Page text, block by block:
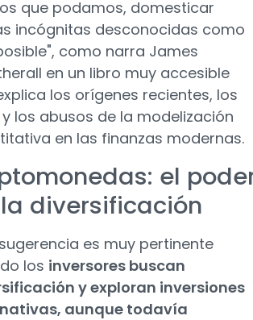
que podamos, domesticar
incógnitas desconocidas como
como narra James
en un libro muy accesible
los orígenes recientes, los
los abusos de la modelización
en las finanzas modernas.
el
diversificación
es muy pertinente
los inversores buscan
y exploran inversiones
aunque todavía